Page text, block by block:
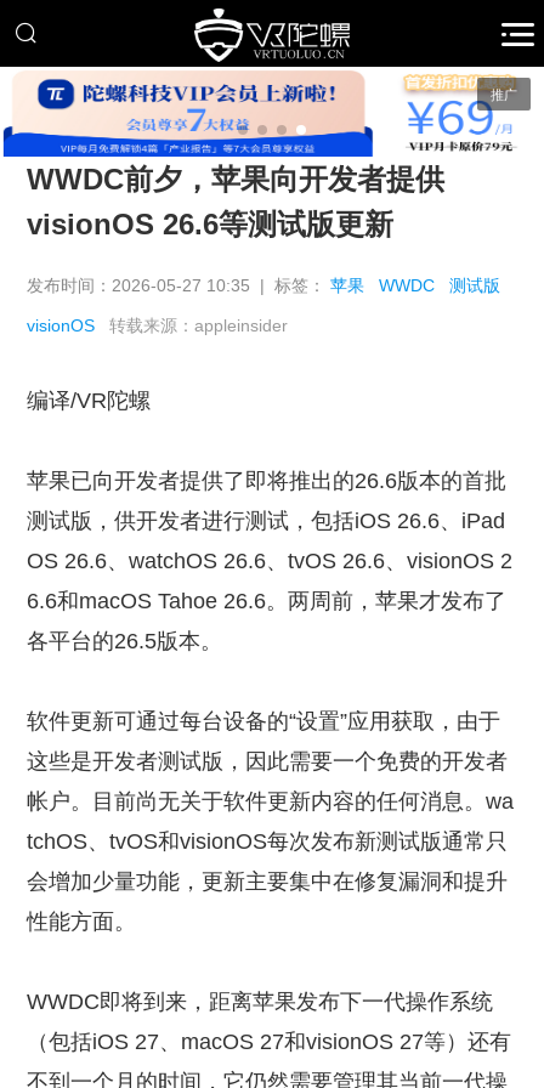
推广
WWDC前夕，苹果向开发者提供
visionOS 26.6等测试版更新
发布时间：2026-05-27 10:35 | 标签：苹果 WWDC 测试版
visionOS 转载来源：appleinsider
编译/VR陀螺
苹果已向开发者提供了即将推出的26.6版本的首批
测试版，供开发者进行测试，包括iOS 26.6、iPad
OS 26.6、watchOS 26.6、tvOS 26.6、visionOS 2
6.6和macOS Tahoe 26.6。两周前，苹果才发布了
各平台的26.5版本。
软件更新可通过每台设备的“设置”应用获取，由于
这些是开发者测试版，因此需要一个免费的开发者
帐户。目前尚无关于软件更新内容的任何消息。wa
tchOS、tvOS和visionOS每次发布新测试版通常只
会增加少量功能，更新主要集中在修复漏洞和提升
性能方面。
WWDC即将到来，距离苹果发布下一代操作系统
（包括iOS 27、macOS 27和visionOS 27等）还有
不到一个月的时间，它仍然需要管理其当前一代操